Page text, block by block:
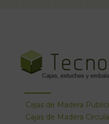
Cajas de Madera
Cajas de Madera